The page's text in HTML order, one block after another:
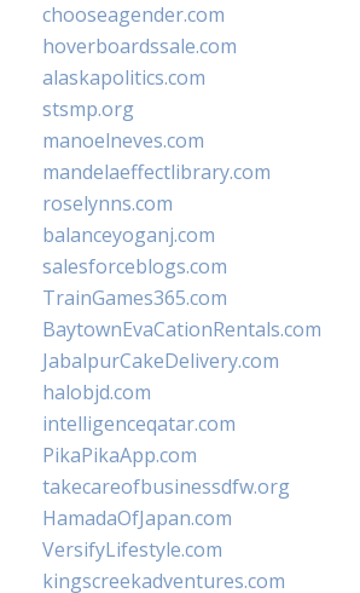
chooseagender.com
hoverboardssale.com
alaskapolitics.com
stsmp.org
manoelneves.com
mandelaeffectlibrary.com
roselynns.com
balanceyoganj.com
salesforceblogs.com
TrainGames365.com
BaytownEvaCationRentals.com
JabalpurCakeDelivery.com
halobjd.com
intelligenceqatar.com
PikaPikaApp.com
takecareofbusinessdfw.org
HamadaOfJapan.com
VersifyLifestyle.com
kingscreekadventures.com